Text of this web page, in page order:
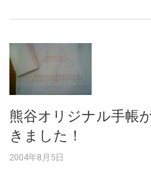
熊谷オリジナル手帳
きました！
2004年8月5日